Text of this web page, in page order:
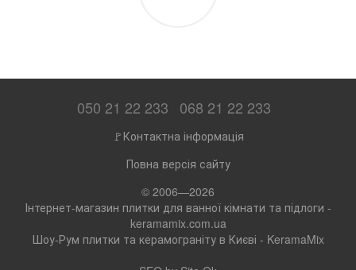
050 21 22 233 068 21 22 233
🚩Контактна інформація
Повна версія сайту
© 2006—2026
Інтернет-магазин плитки для ванної кімнати та підлоги -
keramamix.com.ua
Шоу-Рум плитки та керамограніту в Києві - KeramaMix